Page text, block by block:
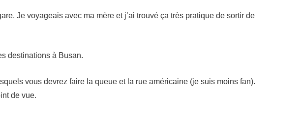
Je voyageais avec ma mère et j’ai trouvé ça très pratique de sortir de
destinations à Busan.
vous devrez faire la queue et la rue américaine (je suis moins fan).
de vue.